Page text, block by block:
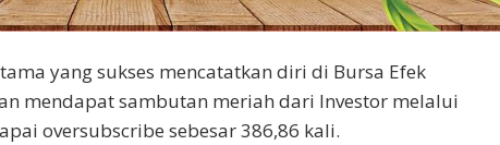
yang sukses mencatatkan diri di Bursa Efek
mendapat sambutan meriah dari Investor melalui
oversubscribe sebesar 386,86 kali.